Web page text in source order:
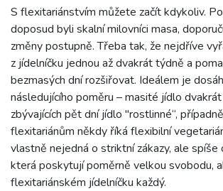
S flexitariánstvím můžete začít kdykoliv.
doposud byli skalní milovníci masa,
změny postupně. Třeba tak, že nejdříve
z jídelníčku jednou až dvakrát týdně a
bezmasých dní rozšiřovat. Ideálem je
následujícího poměru – masité jídlo
zbývajících pět dní jídlo "rostlinné“,
flexitariánům někdy říká flexibilní
vlastně nejedná o striktní zákazy, ale spíše
která poskytují poměrně velkou svobodu,
flexitariánském jídelníčku každý.